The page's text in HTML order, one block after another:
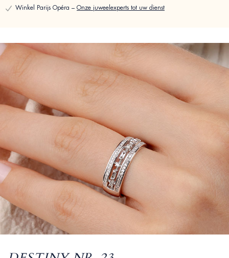
Winkel Parijs Opéra – Onze juweelexperts tot uw dienst